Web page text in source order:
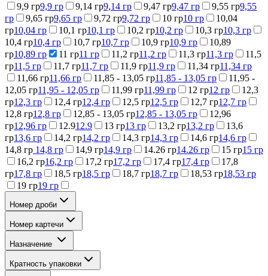
9,9 гр9,9 гр 9,14 гр9,14 гр 9,47 гр9,47 гр 9,55 гр9,55
гр
9,65 гр9,65 гр 9,72 гр9,72 гр 10 гр10 гр
10,04
гр10,04 гр 10,1 гр10,1 гр 10,2 гр10,2 гр 10,3 гр10,3 гр
10,4 гр10,4 гр 10,7 гр10,7 гр 10,9 гр10,9 гр
10,89
гр10,89 гр 11 гр11 гр 11,2 гр11,2 гр 11,3 гр11,3 гр
11,5
гр11,5 гр 11,7 гр11,7 гр 11,9 гр11,9 гр 11,34 гр11,34 гр
11,66 гр11,66 гр 11,85 - 13,05 гр11,85 - 13,05 гр
11,95 -
12,05 гр11,95 - 12,05 гр 11,99 гр11,99 гр 12 гр12 гр
12,3
гр12,3 гр 12,4 гр12,4 гр 12,5 гр12,5 гр 12,7 гр12,7 гр
12,8 гр12,8 гр 12,85 - 13,05 гр12,85 - 13,05 гр
12,96
гр12,96 гр 12.912.9 13 гр13 гр 13,2 гр13,2 гр
13,6
гр13,6 гр 14,2 гр14,2 гр 14,3 гр14,3 гр 14,6 гр14,6 гр
14,8 гр 14,8 гр 14,9 гр14,9 гр 14.26 гр14.26 гр 15 гр15 гр
16,2 гр16,2 гр 17,2 гр17,2 гр 17,4 гр17,4 гр
17,8
гр17,8 гр 18,5 гр18,5 гр 18,7 гр18,7 гр 18,53 гр18,53 гр
19 гр19 гр
Номер дроби
Номер картечи
Назначение
Кратность упаковки